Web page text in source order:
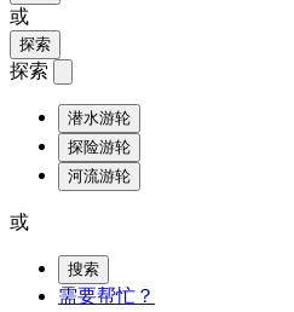
或
探索
探索
潜水游轮
探险游轮
河流游轮
或
搜索
需要帮忙？